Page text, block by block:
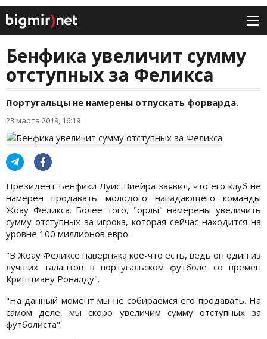
Бенфика увеличит сумму
отступных за Феликса
Португальцы не намерены отпускать форварда.
23 марта 2019, 16:19
Президент Бенфики Луис Виейра заявил, что его клуб не
намерен продавать молодого нападающего команды
Жоау Феликса. Более того, "орлы" намерены увеличить
сумму отступных за игрока, которая сейчас находится на
уровне 100 миллионов евро.
"В Жоау Феликсе наверняка кое-что есть, ведь он один из
лучших талантов в португальском футболе со времен
Криштиану Роналду".
"На данный момент мы не собираемся его продавать. На
самом деле, мы скоро увеличим сумму отступных за
футболиста".